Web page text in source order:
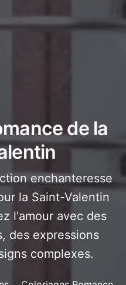
de la
enchanteresse
la Saint-Valentin
l'amour avec des
des expressions
complexes.